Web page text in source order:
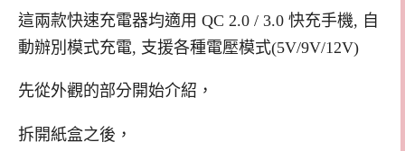
這兩款快速充電器均適用 QC 2.0 / 3.0 快充手機, 自
動辦別模式充電, 支援各種電壓模式(5V/9V/12V)
先從外觀的部分開始介紹，
拆開紙盒之後，